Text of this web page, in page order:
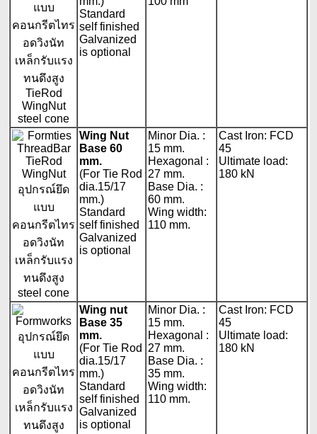
Standard
self finished
Galvanized
is optional
Wing Nut
Base 60
mm.
(For Tie Rod
dia.15/17
mm.)
Standard
self finished
Galvanized
is optional
Minor Dia. :
15 mm.
Hexagonal :
27 mm.
Base Dia. :
60 mm.
Wing width:
110 mm.
Cast Iron: FCD
45
Ultimate load:
180 kN
Wing nut
Base 35
mm.
(For Tie Rod
dia.15/17
mm.)
Standard
self finished
Galvanized
is optional
Minor Dia. :
15 mm.
Hexagonal :
27 mm.
Base Dia. :
35 mm.
Wing width:
110 mm.
Cast Iron: FCD
45
Ultimate load:
180 kN